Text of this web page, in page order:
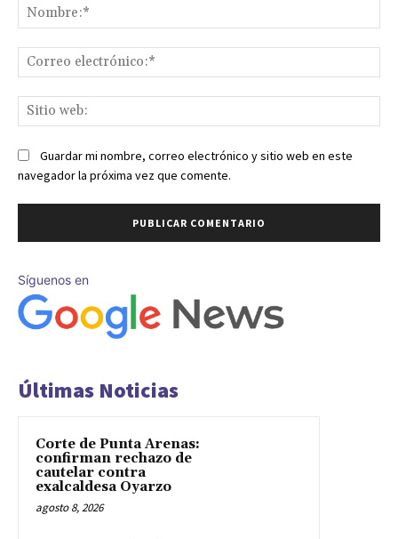
Guardar mi nombre, correo electrónico y sitio web en este
navegador la próxima vez que comente.
Síguenos en
Últimas Noticias
Corte de Punta Arenas:
confirman rechazo de
cautelar contra
exalcaldesa Oyarzo
agosto 8, 2026